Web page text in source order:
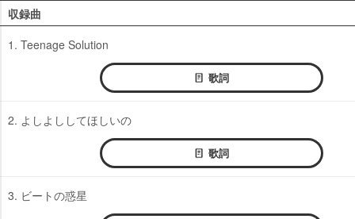
収録曲
1. Teenage Solution
歌詞
2. よしよししてほしいの
歌詞
3. ビートの惑星